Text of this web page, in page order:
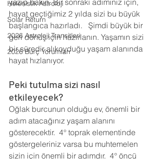
Helenistik Astroloji
Solar Return
2026 Astroloji Transitleri
2026 Burç Yorumları
yazıp bakın. Bir sonraki adımınız için,
hayat geçtiğimiz 2 yılda sizi bu büyük
başlangıca hazırladı.   Şimdi büyük bir
geri dönüş için hazırlanın. Yaşamın sizi
bir süredir alıkoyduğu yaşam alanında
hayat hızlanıyor.
Peki tutulma sizi nasıl
etkileyecek?
Oğlak burcunun olduğu ev, önemli bir
adım atacağınız yaşam alanını
gösterecektir.  4° toprak elementinde
göstergeleriniz varsa bu muhtemelen
sizin için önemli bir adımdır.  4° öncü